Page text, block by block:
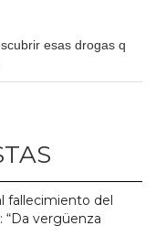
esas drogas q
fallecimiento del
“Da vergüenza